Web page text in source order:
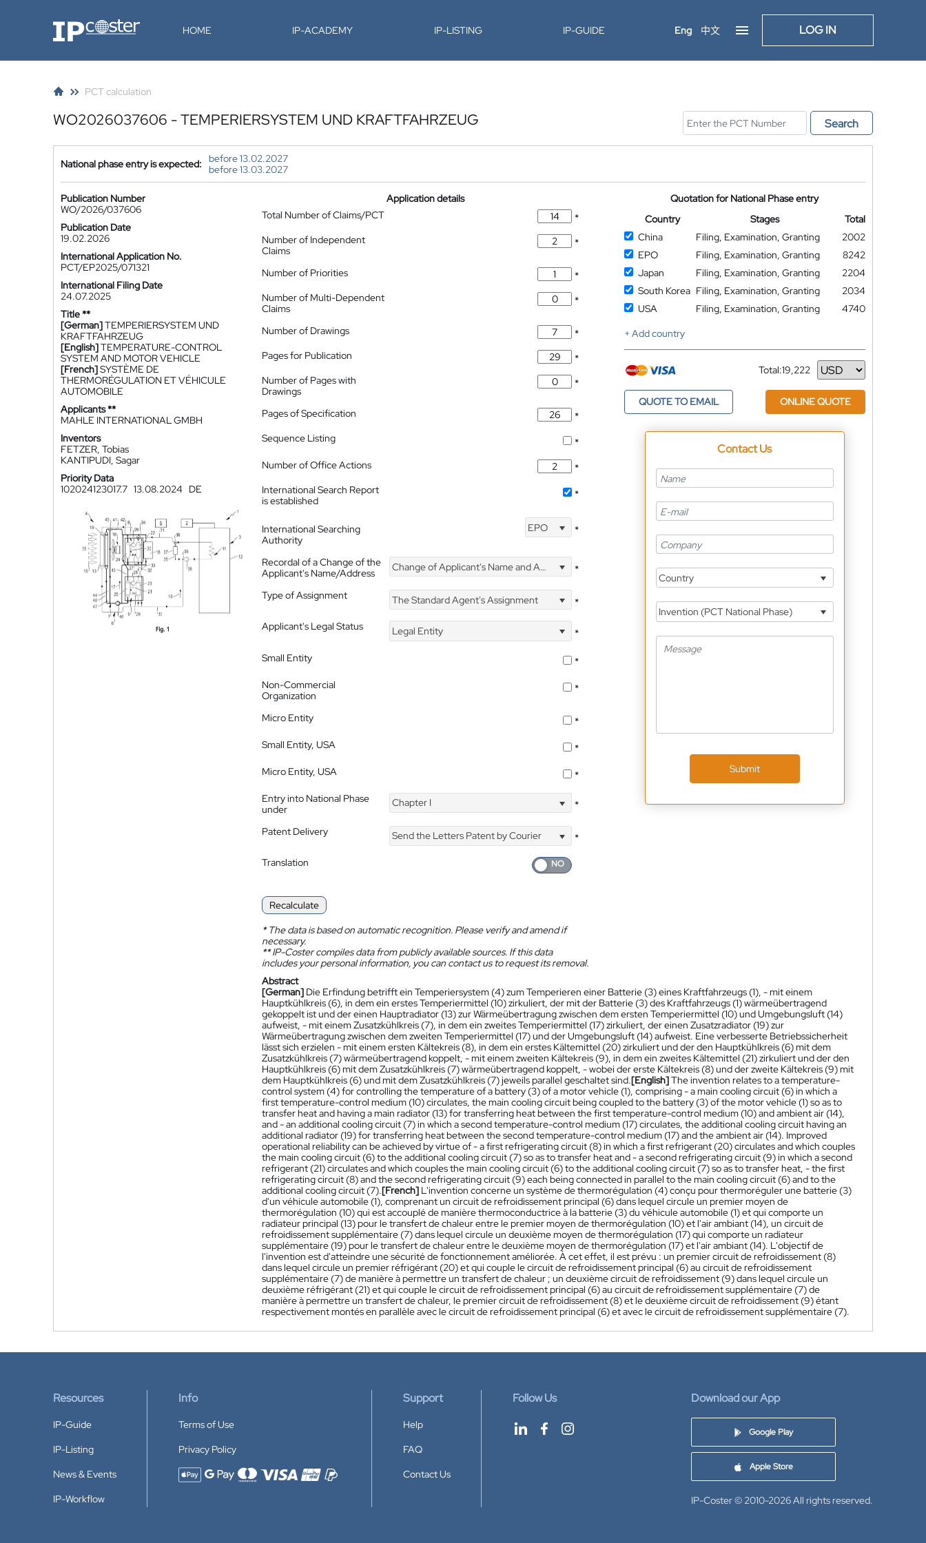
IP-Coster HOME IP-ACADEMY IP-LISTING IP-GUIDE Eng 中文 LOG IN
PCT calculation
WO2026037606 - TEMPERIERSYSTEM UND KRAFTFAHRZEUG Search
National phase entry is expected:
before 13.02.2027
before 13.03.2027
Publication Number
WO/2026/037606
Publication Date
19.02.2026
International Application No.
PCT/EP2025/071321
International Filing Date
24.07.2025
Title **
[German]TEMPERIERSYSTEM UND
KRAFTFAHRZEUG
[English]TEMPERATURE-CONTROL
SYSTEM AND MOTOR VEHICLE
[French]SYSTÈME DE
THERMORÉGULATION ET VÉHICULE
AUTOMOBILE
Applicants **
MAHLE INTERNATIONAL GMBH
Inventors
FETZER, Tobias
KANTIPUDI, Sagar
Priority Data
102024123017.7 13.08.2024 DE
Application details
Total Number of Claims/PCT
*
Number of Independent
Claims
*
Number of Priorities
*
Number of Multi-Dependent
Claims
*
Number of Drawings
*
Pages for Publication
*
Number of Pages with
Drawings
*
Pages of Specification
*
Sequence Listing
*
Number of Office Actions
*
International Search Report
is established
*
International Searching
Authority
EPO *
Recordal of a Change of the
Applicant's Name/Address
Change of Applicant's Name and Address *
Type of Assignment The Standard Agent's Assignment
*
Applicant's Legal Status
Legal Entity
*
Small Entity
*
Non-Commercial
Organization
*
Micro Entity
*
Small Entity, USA
*
Micro Entity, USA
*
Entry into National Phase
under
Chapter I *
Patent Delivery Send the Letters Patent by Courier
*
Translation
Recalculate
*The data is based on automatic recognition. Please verify and amend if
necessary.
**IP-Coster compiles data from publicly available sources. If this data
includes your personal information, you can contact us to request its removal.
Quotation for National Phase entry
Country
Stages
Total
China
Filing, Examination, Granting
2002
EPO
Filing, Examination, Granting
8242
Japan
Filing, Examination, Granting
2204
South Korea Filing, Examination, Granting
2034
USA
Filing, Examination, Granting
4740
+ Add country
Total:19,222
Currency
QUOTE TO EMAIL ONLINE QUOTE
Contact Us
Country
Invention (PCT National Phase)
Submit
Abstract
[German] Die Erfindung betrifft ein Temperiersystem (4) zum Temperieren einer Batterie (3) eines Kraftfahrzeugs (1), - mit einem
Hauptkühlkreis (6), in dem ein erstes Temperiermittel (10) zirkuliert, der mit der Batterie (3) des Kraftfahrzeugs (1) wärmeübertragend
gekoppelt ist und der einen Hauptradiator (13) zur Wärmeübertragung zwischen dem ersten Temperiermittel (10) und Umgebungsluft (14)
aufweist, - mit einem Zusatzkühlkreis (7), in dem ein zweites Temperiermittel (17) zirkuliert, der einen Zusatzradiator (19) zur
Wärmeübertragung zwischen dem zweiten Temperiermittel (17) und der Umgebungsluft (14) aufweist. Eine verbesserte Betriebssicherheit
lässt sich erzielen - mit einem ersten Kältekreis (8), in dem ein erstes Kältemittel (20) zirkuliert und der den Hauptkühlkreis (6) mit dem
Zusatzkühlkreis (7) wärmeübertragend koppelt, - mit einem zweiten Kältekreis (9), in dem ein zweites Kältemittel (21) zirkuliert und der den
Hauptkühlkreis (6) mit dem Zusatzkühlkreis (7) wärmeübertragend koppelt, - wobei der erste Kältekreis (8) und der zweite Kältekreis (9) mit
dem Hauptkühlkreis (6) und mit dem Zusatzkühlkreis (7) jeweils parallel geschaltet sind.[English]The invention relates to a temperature-
control system (4) for controlling the temperature of a battery (3) of a motor vehicle (1), comprising - a main cooling circuit (6) in which a
first temperature-control medium (10) circulates, the main cooling circuit being coupled to the battery (3) of the motor vehicle (1) so as to
transfer heat and having a main radiator (13) for transferring heat between the first temperature-control medium (10) and ambient air (14),
and - an additional cooling circuit (7) in which a second temperature-control medium (17) circulates, the additional cooling circuit having an
additional radiator (19) for transferring heat between the second temperature-control medium (17) and the ambient air (14). Improved
operational reliability can be achieved by virtue of - a first refrigerating circuit (8) in which a first refrigerant (20) circulates and which couples
the main cooling circuit (6) to the additional cooling circuit (7) so as to transfer heat and - a second refrigerating circuit (9) in which a second
refrigerant (21) circulates and which couples the main cooling circuit (6) to the additional cooling circuit (7) so as to transfer heat, - the first
refrigerating circuit (8) and the second refrigerating circuit (9) each being connected in parallel to the main cooling circuit (6) and to the
additional cooling circuit (7).[French] L'invention concerne un système de thermorégulation (4) conçu pour thermoréguler une batterie (3)
d'un véhicule automobile (1), comprenant un circuit de refroidissement principal (6) dans lequel circule un premier moyen de
thermorégulation (10) qui est accouplé de manière thermoconductrice à la batterie (3) du véhicule automobile (1) et qui comporte un
radiateur principal (13) pour le transfert de chaleur entre le premier moyen de thermorégulation (10) et l'air ambiant (14), un circuit de
refroidissement supplémentaire (7) dans lequel circule un deuxième moyen de thermorégulation (17) qui comporte un radiateur
supplémentaire (19) pour le transfert de chaleur entre le deuxième moyen de thermorégulation (17) et l'air ambiant (14). L'objectif de
l'invention est d'atteindre une sécurité de fonctionnement améliorée. À cet effet, il est prévu : un premier circuit de refroidissement (8)
dans lequel circule un premier réfrigérant (20) et qui couple le circuit de refroidissement principal (6) au circuit de refroidissement
supplémentaire (7) de manière à permettre un transfert de chaleur ; un deuxième circuit de refroidissement (9) dans lequel circule un
deuxième réfrigérant (21) et qui couple le circuit de refroidissement principal (6) au circuit de refroidissement supplémentaire (7) de
manière à permettre un transfert de chaleur, le premier circuit de refroidissement (8) et le deuxième circuit de refroidissement (9) étant
respectivement montés en parallèle avec le circuit de refroidissement principal (6) et avec le circuit de refroidissement supplémentaire (7).
Resources
IP-Guide
IP-Listing
News & Events
IP-Workflow
Info
Terms of Use
Privacy Policy
Accepted payment methods
Support
Help
FAQ
Contact Us
Follow Us Download our App
Google Play
Apple Store
IP-Coster © 2010-2026All rights reserved.